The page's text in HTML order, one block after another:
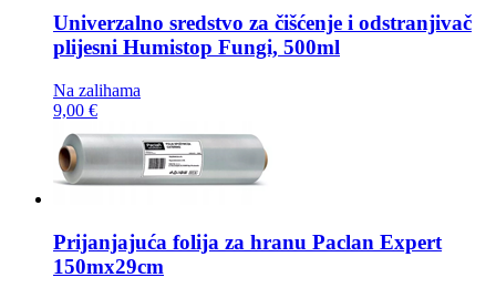
Univerzalno sredstvo za čišćenje i odstranjivač
plijesni Humistop Fungi, 500ml
Na zalihama
9,00 €
Prijanjajuća folija za hranu Paclan Expert
150mx29cm